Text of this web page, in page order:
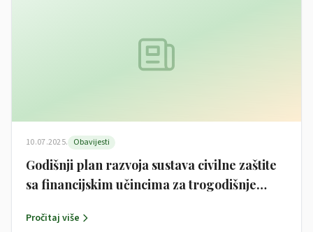
10.07.2025. Obavijesti
Godišnji plan razvoja sustava civilne zaštite
sa financijskim učincima za trogodišnje
Pročitaj više